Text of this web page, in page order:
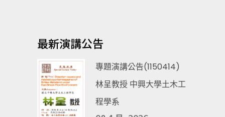
最新演講公告
專題演講公告(1150414)
林呈教授 中興大學土木工
程學系